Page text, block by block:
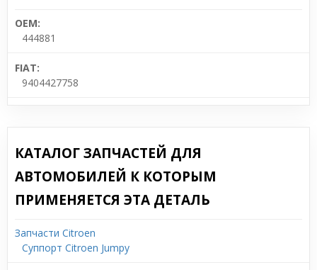
OEM:
444881
FIAT:
9404427758
КАТАЛОГ ЗАПЧАСТЕЙ ДЛЯ
АВТОМОБИЛЕЙ К КОТОРЫМ
ПРИМЕНЯЕТСЯ ЭТА ДЕТАЛЬ
Запчасти Citroen
Суппорт Citroen Jumpy